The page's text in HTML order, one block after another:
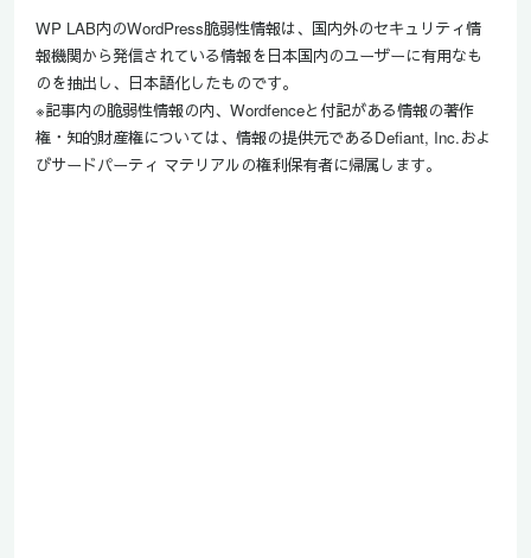
WP LAB内のWordPress脆弱性情報は、国内外のセキュリティ情
報機関から発信されている情報を日本国内のユーザーに有用なも
のを抽出し、日本語化したものです。
※記事内の脆弱性情報の内、Wordfenceと付記がある情報の著作
権・知的財産権については、情報の提供元であるDefiant, Inc.およ
びサードパーティ マテリアルの権利保有者に帰属します。